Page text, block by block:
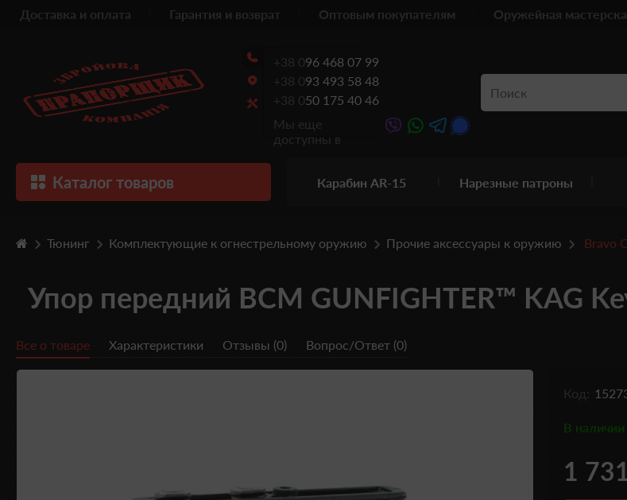
Доставка и оплата Гарантия и возврат Оптовым покупателям Оружейная
+38 096 468 07 99
+38 093 493 58 48
+38 050 175 40 46
Мы еще
доступны в
Каталог товаров Карабин AR-15 Нарезные патроны
Тюнинг Комплектующие к огнестрельному оружию Прочие аксессуары к оружию Bravo
Упор передний BCM GUNFIGHTER™ KAG
Все о товаре Характеристики Отзывы (0) Вопрос/Ответ (0)
Код:
В наличии
1